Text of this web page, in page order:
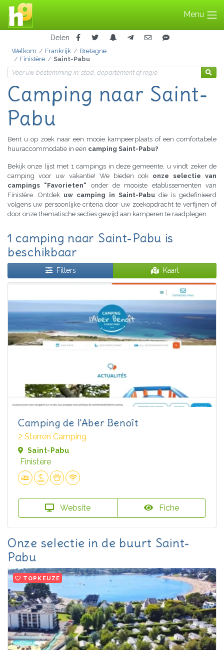
Menu
Delen
Welkom Frankrijk
Bretagne
Finistère
Saint-Pabu
Camping naar Saint-
Pabu
Bent u op zoek naar een mooie kampeerplaats of een comfortabele
huuraccommodatie in een camping Saint-Pabu?
Bekijk onze lijst met 1 campings in deze gemeente, u vindt zeker de
camping voor uw vakantie! We bieden ook onze selectie van
campings "Favorieten" onder de mooiste etablissementen van
Finistère. Ontdek uw camping in Saint-Pabu die is gedefinieerd
volgens uw persoonlijke criteria door uw zoekopdracht te verfijnen of
door onze thematische secties gewijd aan kamperen te raadplegen.
1 camping naar Saint-Pabu is
beschikbaar
Filters Kaart
Camping de l'Aber Benoît
2 Sterren Camping
Saint-Pabu
Finistère
Website Fiche
Onze selectie in de buurt Saint-
Pabu
TOPKEUZE